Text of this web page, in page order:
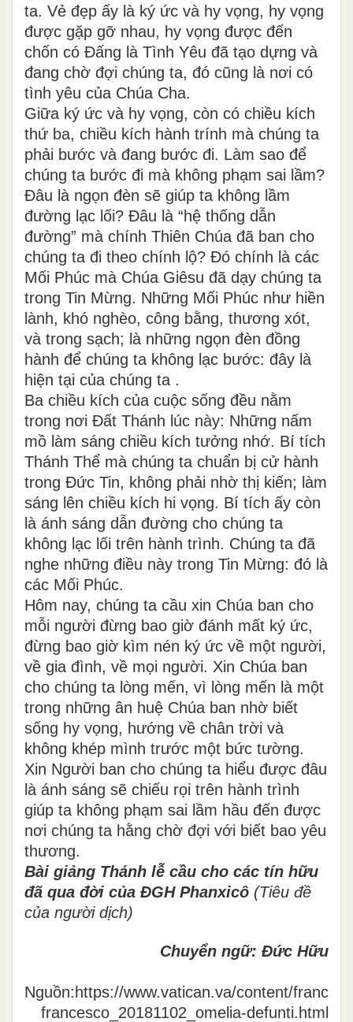
ta. Vẻ đẹp ấy là ký ức và hy vọng, hy vọng
được gặp gỡ nhau, hy vọng được đến
chốn có Đấng là Tình Yêu đã tạo dựng và
đang chờ đợi chúng ta, đó cũng là nơi có
tình yêu của Chúa Cha.
Giữa ký ức và hy vọng, còn có chiều kích
thứ ba, chiều kích hành trính mà chúng ta
phải bước và đang bước đi. Làm sao để
chúng ta bước đi mà không phạm sai lầm?
Đâu là ngọn đèn sẽ giúp ta không lầm
đường lạc lối? Đâu là “hệ thống dẫn
đường” mà chính Thiên Chúa đã ban cho
chúng ta đi theo chính lộ? Đó chính là các
Mối Phúc mà Chúa Giêsu đã dạy chúng ta
trong Tin Mừng. Những Mối Phúc như hiền
lành, khó nghèo, công bằng, thương xót,
và trong sạch; là những ngọn đèn đồng
hành để chúng ta không lạc bước: đây là
hiện tại của chúng ta .
Ba chiều kích của cuộc sống đều nằm
trong nơi Đất Thánh lúc này: Những nấm
mồ làm sáng chiều kích tưởng nhớ. Bí tích
Thánh Thể mà chúng ta chuẩn bị cử hành
trong Đức Tin, không phải nhờ thị kiến; làm
sáng lên chiều kích hi vọng. Bí tích ấy còn
là ánh sáng dẫn đường cho chúng ta
không lạc lối trên hành trình. Chúng ta đã
nghe những điều này trong Tin Mừng: đó là
các Mối Phúc.
Hôm nay, chúng ta cầu xin Chúa ban cho
mỗi người đừng bao giờ đánh mất ký ức,
đừng bao giờ kìm nén ký ức về một người,
về gia đình, về mọi người. Xin Chúa ban
cho chúng ta lòng mến, vì lòng mến là một
trong những ân huệ Chúa ban nhờ biết
sống hy vọng, hướng về chân trời và
không khép mình trước một bức tường.
Xin Người ban cho chúng ta hiểu được đâu
là ánh sáng sẽ chiếu rọi trên hành trình
giúp ta không phạm sai lầm hầu đến được
nơi chúng ta hằng chờ đợi với biết bao yêu
thương.
Bài giảng Thánh lễ cầu cho các tín hữu
đã qua đời của ĐGH Phanxicô (Tiêu đề
của người dịch)
Chuyển ngữ: Đức Hữu
Nguồn:https://www.vatican.va/content/
francesco_20181102_omelia-defunti.html